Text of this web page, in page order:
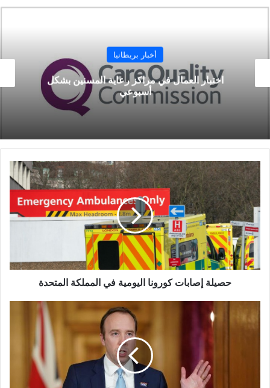
أخبار بريطانيا
انتشال جثة أم لخمسة أطفال من بحيرة في إنجلترا
حصيلة
إصابات
كورونا
اليومية
المملكة
المتحدة
حصيلة إصابات كورونا اليومية في المملكة المتحدة
بريطانيا فعلت